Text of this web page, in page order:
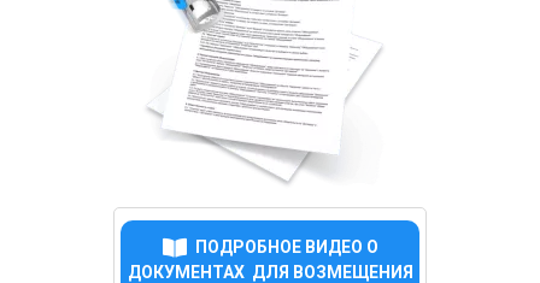
ПОДРОБНОЕ ВИДЕО О
ДОКУМЕНТАХ ДЛЯ ВОЗМЕЩЕНИЯ